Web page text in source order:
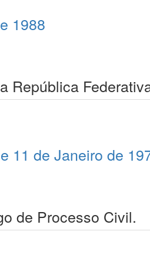
1988
República
11 de Janeiro de
de Processo Civil.